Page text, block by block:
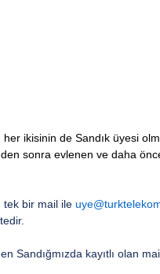
ikisinin de Sandık üyesi
sonra evlenen ve daha
tek bir mail ile
Sandığmızda kayıtlı olan